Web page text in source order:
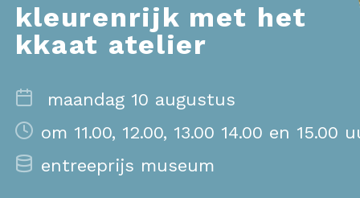
kleurenrijk met het
kkaat atelier
maandag 10 augustus
om 11.00, 12.00, 13.00 14.00 en 15.00
entreeprijs museum